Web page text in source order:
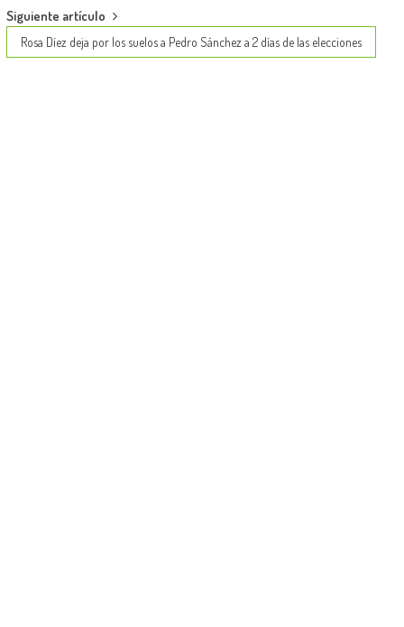
Siguiente artículo
Rosa Díez deja por los suelos a Pedro Sánchez a 2 días de las elecciones